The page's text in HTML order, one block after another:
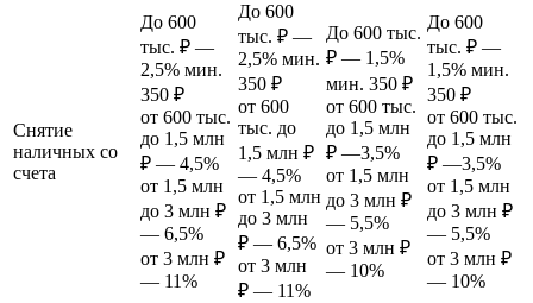
Снятие
наличных со
счета
До 600
тыс. ₽ —
2,5% мин.
350 ₽
от 600 тыс.
до 1,5 млн
₽ — 4,5%
от 1,5 млн
до 3 млн ₽
— 6,5%
от 3 млн ₽
— 11%
До 600
тыс. ₽ —
2,5% мин.
350 ₽
от 600
тыс. до
1,5 млн ₽
— 4,5%
от 1,5 млн
до 3 млн
₽ — 6,5%
от 3 млн
₽ — 11%
До 600 тыс.
₽ — 1,5%
мин. 350 ₽
от 600 тыс.
до 1,5 млн
₽ —3,5%
от 1,5 млн
до 3 млн ₽
— 5,5%
от 3 млн ₽
— 10%
До 600
тыс. ₽ —
1,5% мин.
350 ₽
от 600 тыс.
до 1,5 млн
₽ —3,5%
от 1,5 млн
до 3 млн ₽
— 5,5%
от 3 млн ₽
— 10%